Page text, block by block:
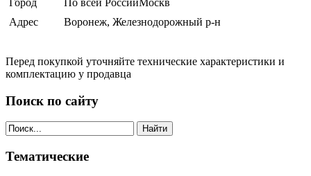
Адрес
Воронеж, Железнодорожный р-н
Перед покупкой уточняйте технические характеристики и
комплектацию у продавца
Поиск по сайту
Найти
Тематические